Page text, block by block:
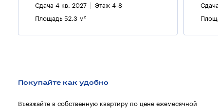
Сдача 4 кв. 2027 Этаж 4-8
Площадь 52.3 м²
Покупайте как удобно
Въезжайте в собственную квартиру по цене ежемесячной